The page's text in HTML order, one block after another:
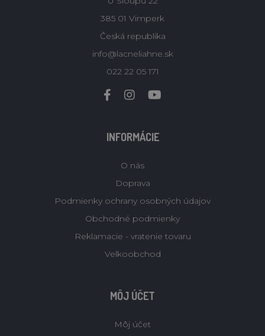
385 01 Vimperk
Česká republika
info@lacneliahne.sk
022 22 05 171
INFORMÁCIE
O nás
Doprava
Podmienky ochrany osobných údajov
Obchodné podmienky
Reklamacie - vratenie tovaru
Velkoobchod
MÔJ ÚČET
Môj účet